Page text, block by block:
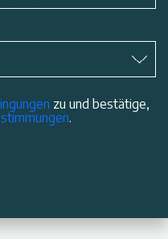
zu und bestätige,
.